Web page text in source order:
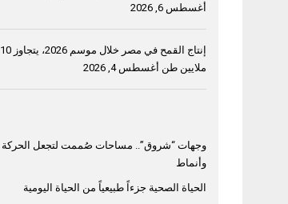
أغسطس 6, 2026
إنتاج القمح في مصر خلال موسم 2026، يتجاوز 10
ملايين طن أغسطس 4, 2026
وجهات “شروق”.. مساحات صُممت لتجعل الحركة
وأنماط
الحياة الصحية جزءاً طبيعياً من الحياة اليومية